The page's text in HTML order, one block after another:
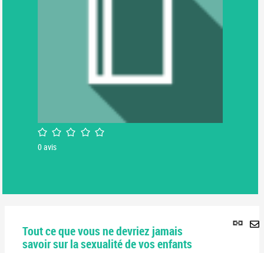
/5
0avis
Lien
Tout ce que vous ne devriez jamais
savoir sur la sexualité de vos enfants